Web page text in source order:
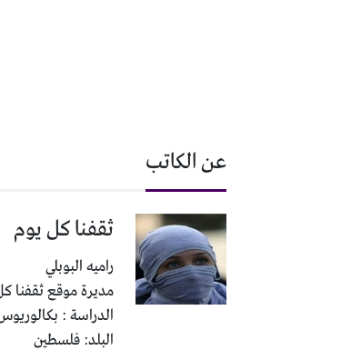
عن الكاتب
ثقفنا كل يوم
راميه البوبلي
مديرة موقع ثقفنا
الدراسة :
البلد: فلسطين